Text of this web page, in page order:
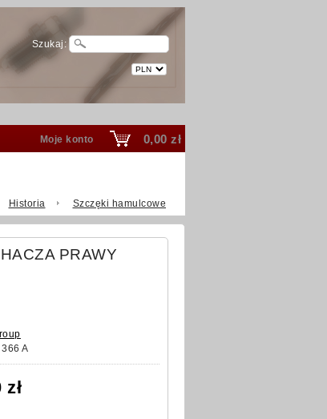
Szukaj:
0,00 zł
Moje konto
Historia
Szczęki hamulcowe
PRAWY
A
zł